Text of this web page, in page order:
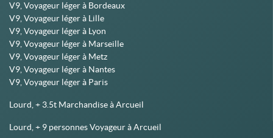
V9, Voyageur léger à Bordeaux
V9, Voyageur léger à Lille
V9, Voyageur léger à Lyon
V9, Voyageur léger à Marseille
V9, Voyageur léger à Metz
V9, Voyageur léger à Nantes
V9, Voyageur léger à Paris
Lourd, + 3.5t Marchandise à Arcueil
Lourd, + 9 personnes Voyageur à Arcueil